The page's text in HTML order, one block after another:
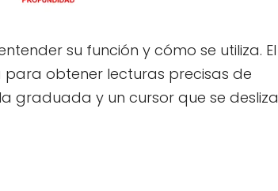
su función y cómo se utiliza. El
para obtener lecturas precisas de
graduada y un cursor que se desliza